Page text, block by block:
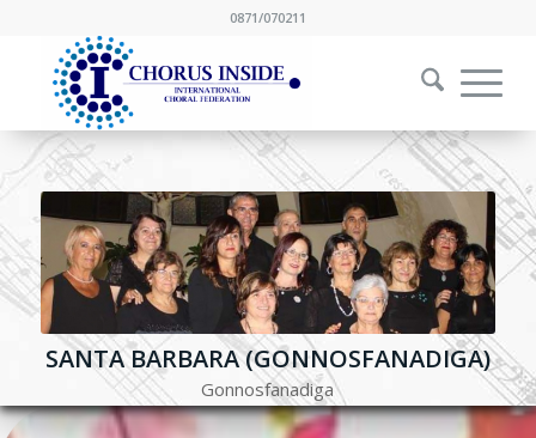
0871/070211
SANTA BARBARA (GONNOSFANADIGA)
Gonnosfanadiga